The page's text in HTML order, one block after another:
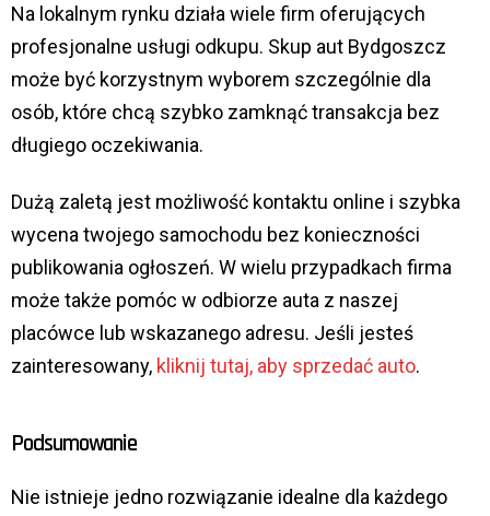
Na lokalnym rynku działa wiele firm oferujących
profesjonalne usługi odkupu. Skup aut Bydgoszcz
może być korzystnym wyborem szczególnie dla
osób, które chcą szybko zamknąć transakcja bez
długiego oczekiwania.
Dużą zaletą jest możliwość kontaktu online i szybka
wycena twojego samochodu bez konieczności
publikowania ogłoszeń. W wielu przypadkach firma
może także pomóc w odbiorze auta z naszej
placówce lub wskazanego adresu. Jeśli jesteś
zainteresowany, kliknij tutaj, aby sprzedać auto.
Podsumowanie
Nie istnieje jedno rozwiązanie idealne dla każdego